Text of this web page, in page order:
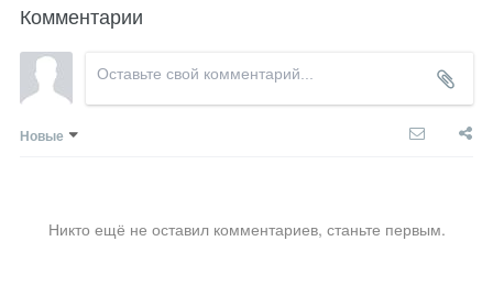
Комментарии
Новые
Никто ещё не оставил комментариев, станьте первым.